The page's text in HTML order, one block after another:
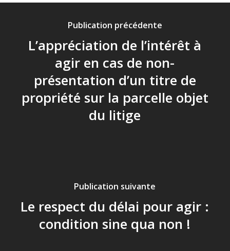
Publication précédente
L’appréciation de l’intérêt à
agir en cas de non-
présentation d’un titre de
propriété sur la parcelle objet
du litige
Publication suivante
Le respect du délai pour agir :
condition sine qua non !